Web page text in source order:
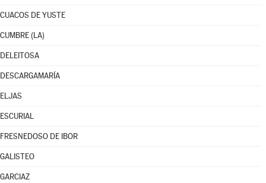
CUACOS DE YUSTE
CUMBRE (LA)
DELEITOSA
DESCARGAMARÍA
ELJAS
ESCURIAL
FRESNEDOSO DE IBOR
GALISTEO
GARCIAZ